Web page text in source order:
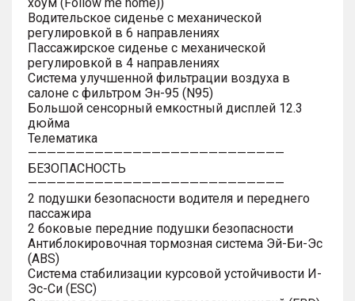
Водительское сиденье с механической
регулировкой в 6 направлениях
Пассажирское сиденье с механической
регулировкой в 4 направлениях
Система улучшенной фильтрации воздуха в
салоне с фильтром Эн-95 (N95)
Большой сенсорный емкостный дисплей 12.3
дюйма
Телематика
———————————————————————————
БЕЗОПАСНОСТЬ
———————————————————————————
2 подушки безопасности водителя и переднего
пассажира
2 боковые передние подушки безопасности
Антиблокировочная тормозная система Эй-Би-Эс
(ABS)
Система стабилизации курсовой устойчивости И-
Эс-Си (ESC)